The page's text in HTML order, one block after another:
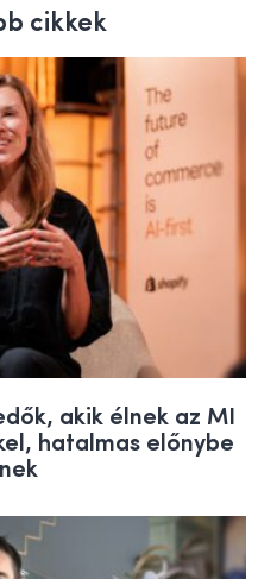
cikkek
akik élnek az MI
hatalmas előnybe